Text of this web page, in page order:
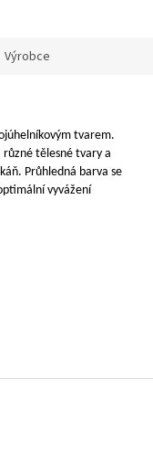
Výrobce
tvarem.
tělesné tvary a
Průhledná barva se
vyvážení